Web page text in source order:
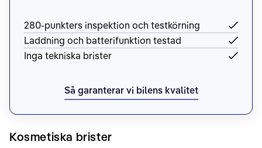
280-punkters inspektion och testkörning
Laddning och batterifunktion testad
Inga tekniska brister
Så garanterar vi bilens kvalitet
Kosmetiska brister